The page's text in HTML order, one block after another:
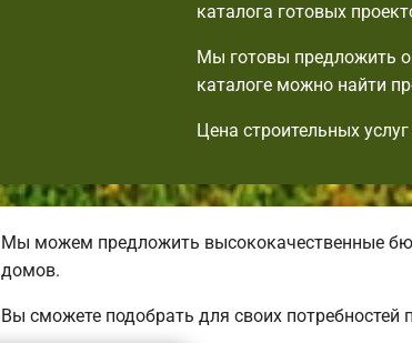
каталога готовых
Мы готовы предложить
каталоге можно найти
Цена строительных
Мы можем предложить высококачественные
домов.
Вы сможете подобрать для своих потребностей